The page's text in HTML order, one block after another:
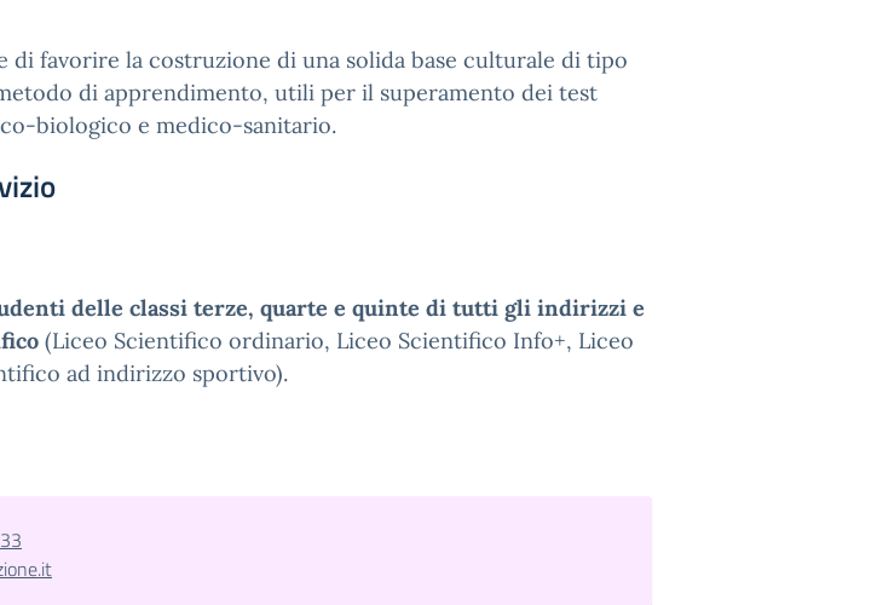
di favorire la costruzione di una solida base culturale di tipo
di apprendimento, utili per il superamento dei test
biologico e medico-sanitario.
delle classi terze, quarte e quinte di tutti gli indirizzi e
(Liceo Scientifico ordinario, Liceo Scientifico Info+, Liceo
ad indirizzo sportivo).